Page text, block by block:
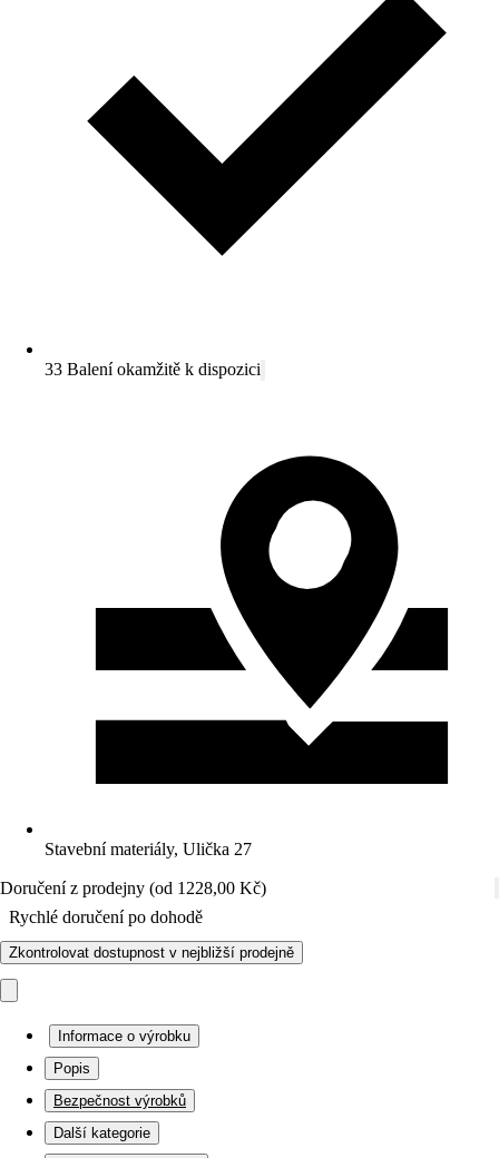
33 Balení okamžitě k dispozici
Stavební materiály, Ulička 27
Doručení z prodejny (od 1228,00 Kč)
Rychlé doručení po dohodě
Zkontrolovat dostupnost v nejbližší prodejně
Informace o výrobku
Popis
Bezpečnost výrobků
Další kategorie